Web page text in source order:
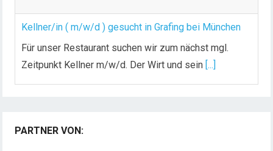
Kellner/in ( m/w/d ) gesucht in Grafing bei München
Für unser Restaurant suchen wir zum nächst mgl.
Zeitpunkt Kellner m/w/d. Der Wirt und sein [...]
Dein Arbeitsplatz mit Urlaubsfeeling Chef de Rang
PARTNER VON: